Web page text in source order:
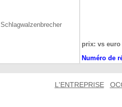
Schlagwalzenbrecher
prix: vs euro
Numéro de
L'ENTREPRISE